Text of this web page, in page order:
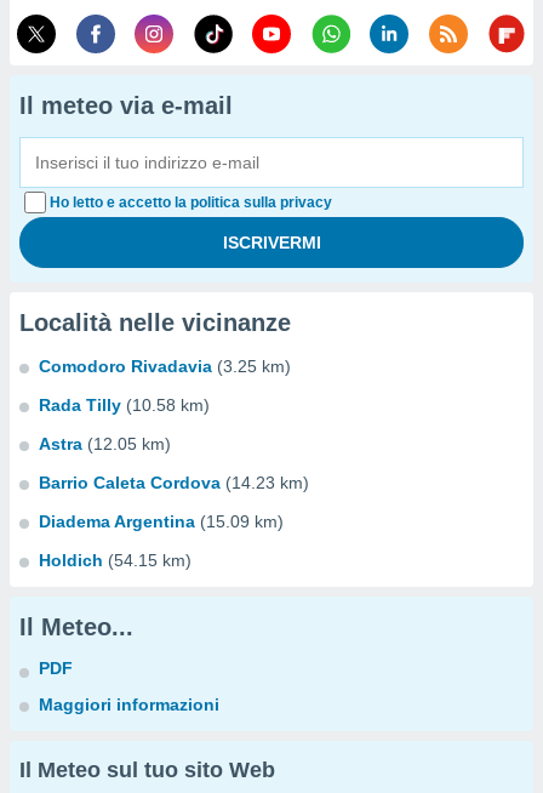
Il meteo via e-mail
Ho letto e accetto la politica sulla privacy
Località nelle vicinanze
Comodoro Rivadavia (3.25 km)
Rada Tilly (10.58 km)
Astra (12.05 km)
Barrio Caleta Cordova (14.23 km)
Diadema Argentina (15.09 km)
Holdich (54.15 km)
Il Meteo...
PDF
Maggiori informazioni
Il Meteo sul tuo sito Web